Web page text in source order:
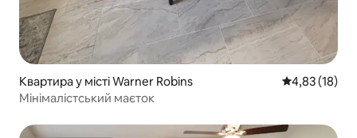
Квартира у місті Warner Robins Середня
4,83 (18)
Мінімалістський маєток